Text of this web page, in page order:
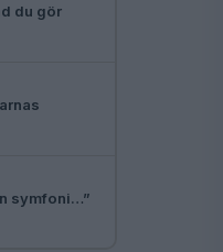
du gör
symfoni…”